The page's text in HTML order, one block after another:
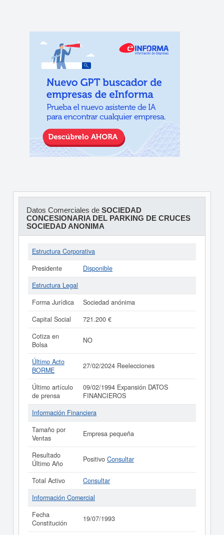
Datos Comerciales de SOCIEDAD
CONCESIONARIA DEL PARKING DE CRUCES
SOCIEDAD ANONIMA
Estructura Corporativa
Presidente
Disponible
Estructura Legal
Forma Jurídica
Sociedad anónima
Capital Social
721.200 €
Cotiza en
Bolsa
NO
Último Acto
BORME
27/02/2024 Reelecciones
Último artículo
de prensa
09/02/1994 Expansión DATOS
FINANCIEROS
Información Financiera
Tamaño por
Ventas
Empresa pequeña
Resultado
Último Año
Positivo Consultar
Total Activo
Consultar
Información Comercial
Fecha
Constitución
19/07/1993